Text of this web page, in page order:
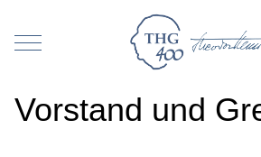
Mobile Menu Toggle
Vorstand und